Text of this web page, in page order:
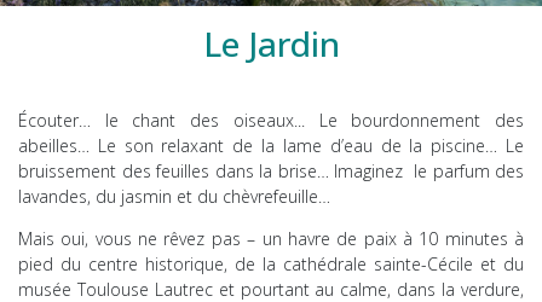
Le Jardin
Écouter… le chant des oiseaux... Le bourdonnement des
abeilles… Le son relaxant de la lame d’eau de la piscine… Le
bruissement des feuilles dans la brise… Imaginez le parfum des
lavandes, du jasmin et du chèvrefeuille…
Mais oui, vous ne rêvez pas – un havre de paix à 10 minutes à
pied du centre historique, de la cathédrale sainte-Cécile et du
musée Toulouse Lautrec et pourtant au calme, dans la verdure,